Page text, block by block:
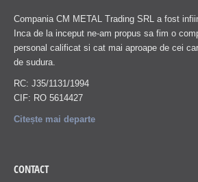
Compania CM METAL Trading SRL a fost
Inca de la inceput ne-am propus sa fim o
personal calificat si cat mai aproape de cei
de sudura.
RC: J35/1131/1994
CIF: RO 5614427
Citește mai departe
CONTACT